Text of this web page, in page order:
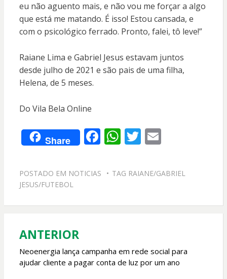
eu não aguento mais, e não vou me forçar a algo
que está me matando. É isso! Estou cansada, e
com o psicológico ferrado. Pronto, falei, tô leve!”
Raiane Lima e Gabriel Jesus estavam juntos
desde julho de 2021 e são pais de uma filha,
Helena, de 5 meses.
Do Vila Bela Online
Share F
e
o
W
at
A
T
itt
E
ai
POSTADO EM NOTICIAS TAG RAIANE/GABRIEL
JESUS/FUTEBOL
Navegação
de
Post
ANTERIOR
Neoenergia lança campanha em rede social para
ajudar cliente a pagar conta de luz por um ano